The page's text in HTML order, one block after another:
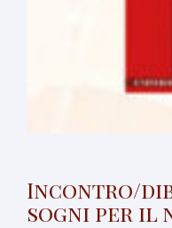
Incontro/
sogni per il